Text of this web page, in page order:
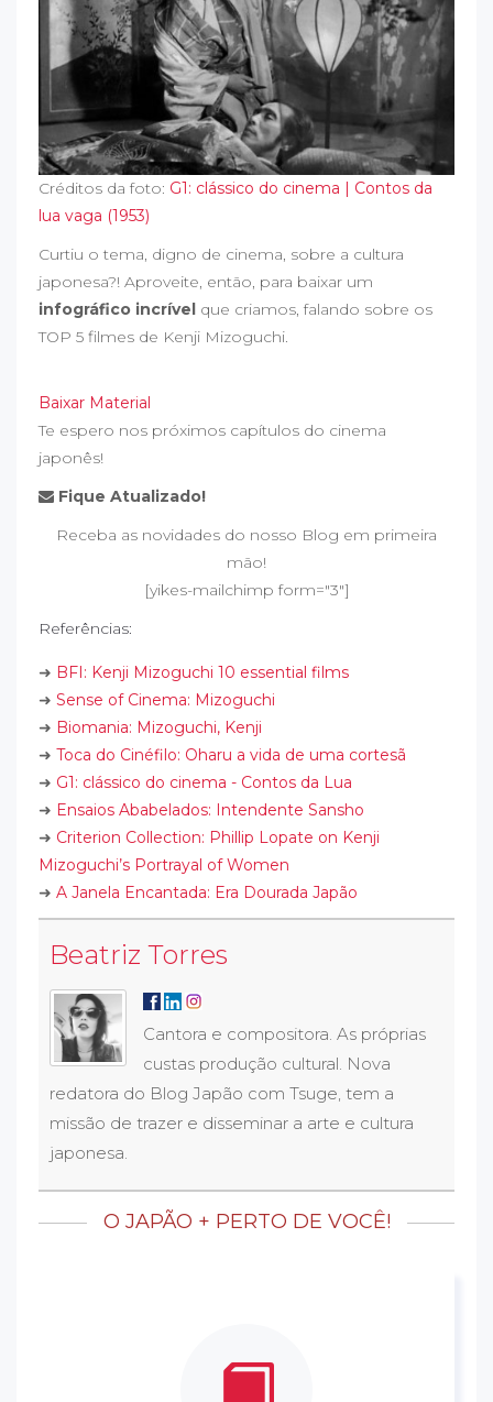
Créditos da foto: G1: clássico do cinema | Contos da
lua vaga (1953)
Curtiu o tema, digno de cinema, sobre a cultura
japonesa?! Aproveite, então, para baixar um
infográfico incrível que criamos, falando sobre os
TOP 5 filmes de Kenji Mizoguchi.
Baixar Material
Te espero nos próximos capítulos do cinema
japonês!
Fique Atualizado!
Receba as novidades do nosso Blog em primeira
mão!
[yikes-mailchimp form="3"]
Referências:
➜ BFI: Kenji Mizoguchi 10 essential films
➜ Sense of Cinema: Mizoguchi
➜ Biomania: Mizoguchi, Kenji
➜ Toca do Cinéfilo: Oharu a vida de uma cortesã
➜ G1: clássico do cinema - Contos da Lua
➜ Ensaios Ababelados: Intendente Sansho
➜ Criterion Collection: Phillip Lopate on Kenji
Mizoguchi’s Portrayal of Women
➜ A Janela Encantada: Era Dourada Japão
Beatriz Torres
Cantora e compositora. As próprias
custas produção cultural. Nova
redatora do Blog Japão com Tsuge, tem a
missão de trazer e disseminar a arte e cultura
japonesa.
O JAPÃO + PERTO DE VOCÊ!